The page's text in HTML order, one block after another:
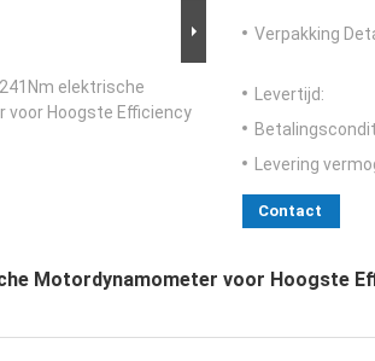
elektrische
voor Hoogste Efficiency
Verpakking
Levertijd:
Levering
Contact
Motordynamometer voor Hoogste